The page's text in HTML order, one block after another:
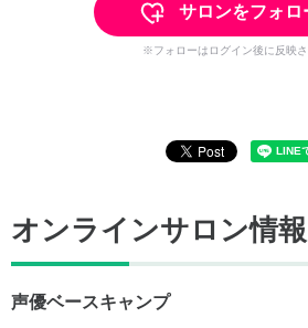
サロンをフォロ
※フォローはログイン後に反映さ
オンラインサロン情報
声優ベースキャンプ